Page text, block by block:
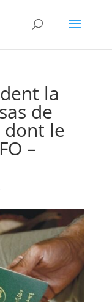
la
de
dont le
–